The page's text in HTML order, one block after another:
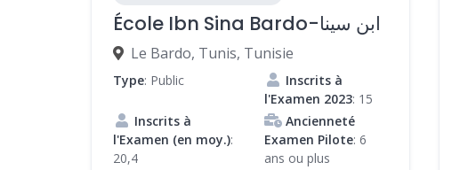
École Ibn Sina Bardo-ابن سينا
Le Bardo, Tunis, Tunisie
Type: Public
Inscrits à
l'Examen 2023: 15
Inscrits à
l'Examen (en moy.):
20,4
Ancienneté
Examen Pilote: 6
ans ou plus